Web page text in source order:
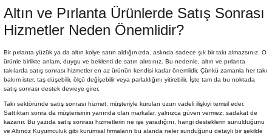
Altın ve Pırlanta Ürünlerde Satış Sonrası
Hizmetler Neden Önemlidir?
Birpırlanta yüzük ya da altın kolye satın aldığınızda, aslında sadece şık bir takı almazsınız. O
ürünle birlikte anlam, duygu ve beklenti de satın alırsınız. Bu nedenle, altın ve pırlanta
takılarda satış sonrası hizmetler en az ürünün kendisi kadar önemlidir. Çünkü zamanla her takı
bakım ister, taş düşebilir, ölçü değişebilir veya parlaklığını yitirebilir. İşte tam da bu noktada
satış sonrası destek devreye girer.
Takı sektöründe satış sonrası hizmet; müşteriyle kurulan uzun vadeli ilişkiyi temsil eder.
Sattıktan sonra da müşterisinin yanında olan markalar, yalnızca güven vermez; sadakat de
kazanır. Bu yazıda satış sonrası hizmetlerin ne işe yaradığını, hangi desteklerin sunulduğunu
ve Altınöz Kuyumculuk gibi kurumsal firmaların bu alanda neler sunduğunu detaylı bir şekilde